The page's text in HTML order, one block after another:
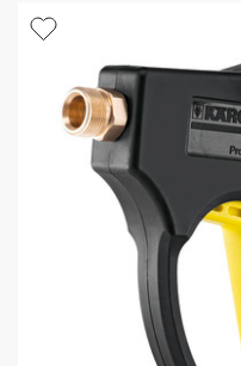
i